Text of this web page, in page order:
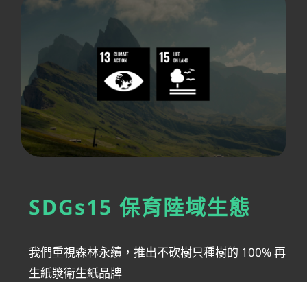
SDGs15 保育陸域生態
我們重視森林永續，推出不砍樹只種樹的 100% 再
生紙漿衛生紙品牌